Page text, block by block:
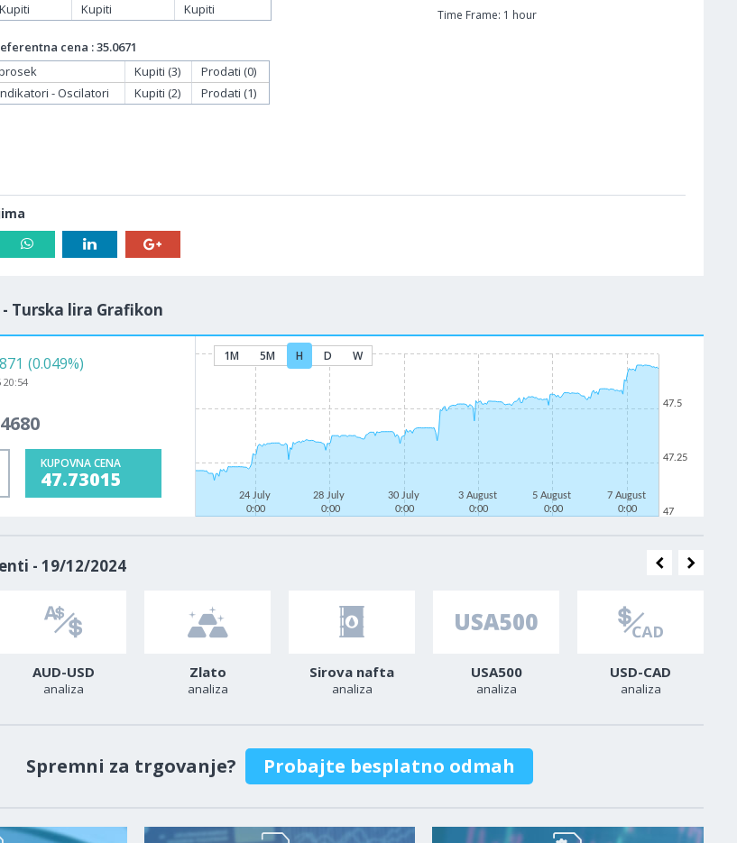
Time Frame: 1 hour
Kupiti Kupiti Kupiti
cena : 35.0671
Kupiti (3)
Prodati (0)
- Oscilatori
Kupiti (2) Prodati (1)
Turska lira Grafikon
(0.049%)
20:54
KUPOVNA CENA
47.73015
1M 5M H D W
24 July
0:00
28 July
0:00
30 July
0:00
3 August
0:00
5 August
0:00
7 August
0:00
47
47.25
47.5
- 19/12/2024
AUD-USD
analiza
Zlato
analiza
Sirova nafta
analiza
USA500
analiza
USD-CAD
analiza
Spremni za trgovanje? Probajte besplatno odmah